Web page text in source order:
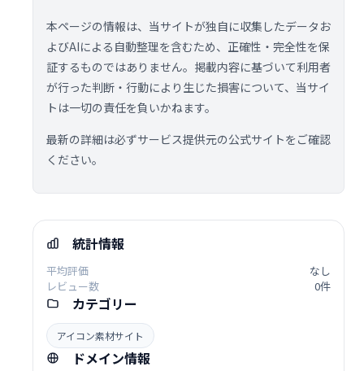
本ページの情報は、当サイトが独自に収集したデータお
よびAIによる自動整理を含むため、正確性・完全性を保
証するものではありません。掲載内容に基づいて利用者
が行った判断・行動により生じた損害について、当サイ
トは一切の責任を負いかねます。
最新の詳細は必ずサービス提供元の公式サイトをご確認
ください。
統計情報
平均評価
なし
レビュー数
0件
カテゴリー
アイコン素材サイト
ドメイン情報